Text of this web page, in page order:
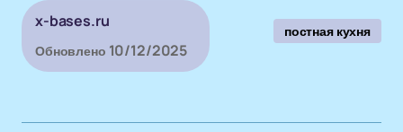
x-bases.ru
Обновлено 10/12/2025
постная кухня